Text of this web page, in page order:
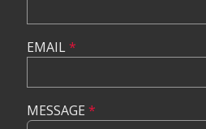
EMAIL*
MESSAGE *